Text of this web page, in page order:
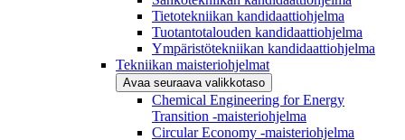
Tietotekniikan kandidaattiohjelma
Tuotantotalouden kandidaattiohjelma
Ympäristötekniikan kandidaattiohjelma
Tekniikan maisteriohjelmat
Avaa seuraava valikkotaso
Chemical Engineering for Energy
Transition -maisteriohjelma
Circular Economy -maisteriohjelma